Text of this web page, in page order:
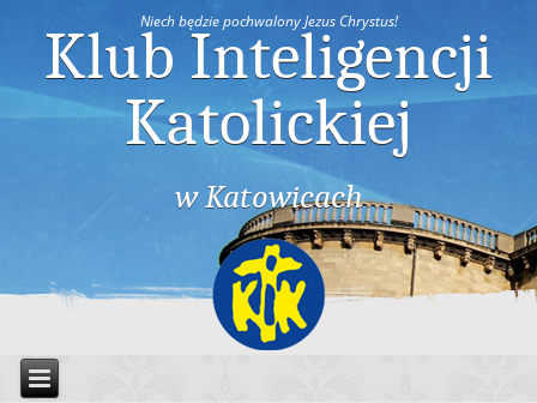
Niech będzie pochwalony Jezus Chrystus!
Klub Inteligencji
Katolickiej
w Katowicach